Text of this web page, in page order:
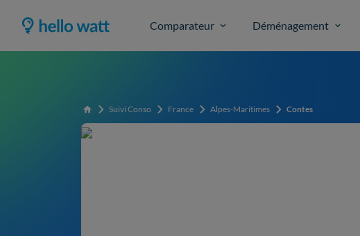
Comparateur Déménagement
Accueil Suivi Conso France Alpes-Maritimes Contes